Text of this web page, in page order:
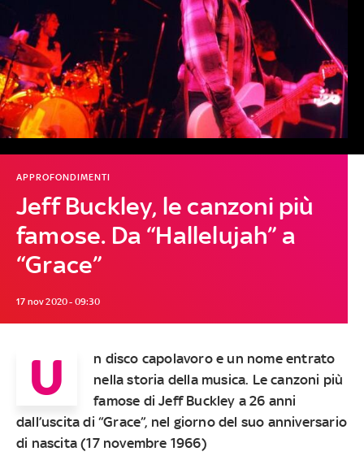
Jeff Buckley, le canzoni più
famose. Da “Hallelujah” a
“Grace”
APPROFONDIMENTI
17 nov 2020 - 09:30
U
n disco capolavoro e un nome entrato
nella storia della musica. Le canzoni più
famose di Jeff Buckley a 26 anni
dall’uscita di “Grace”, nel giorno del suo anniversario
di nascita (17 novembre 1966)